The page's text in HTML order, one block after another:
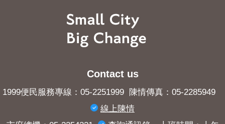
Contact us
1999便民服務專線：05-2251999 陳情傳真：05-2285949
線上陳情